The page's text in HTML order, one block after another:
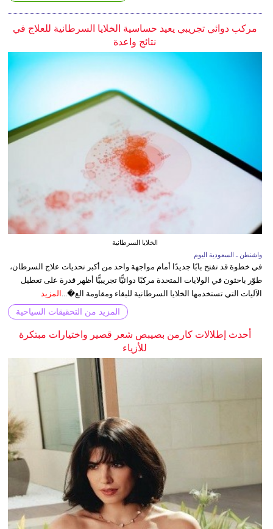
مركب دوائي تجريبي يعيد حساسية الخلايا السرطانية للعلاج في
نتائج واعدة
الخلايا السرطانية
واشنطن ـ السعودية اليوم
في خطوة قد تفتح بابًا جديدًا أمام مواجهة واحد من أكبر تحديات علاج السرطان،
طوّر باحثون في الولايات المتحدة مركبًا دوائيًّا تجريبيًّا أظهر قدرة على تعطيل
الآليات التي تستخدمها الخلايا السرطانية للبقاء ومقاومة الع�...
المزيد
المزيد من التحقيقات السياحية
أحدث إطلالات كارمن بصيبص شعر قصير واختيارات مبتكرة
للأزياء